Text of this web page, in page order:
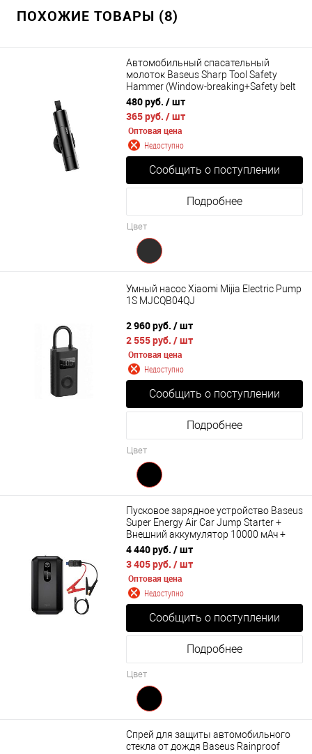
ПОХОЖИЕ ТОВАРЫ (8)
Автомобильный спасательный
молоток Baseus Sharp Tool Safety
Hammer (Window-breaking+Safety belt
cutting) CRSFH-0G, CRSFH-09, CRSFH-
0S
480 руб. / шт
365 руб. / шт
Оптовая цена
Недоступно
Сообщить о поступлении
Подробнее
Цвет
Умный насос Xiaomi Mijia Electric Pump
1S MJCQB04QJ
2 960 руб. / шт
2 555 руб. / шт
Оптовая цена
Недоступно
Сообщить о поступлении
Подробнее
Цвет
Пусковое зарядное устройство Baseus
Super Energy Air Car Jump Starter +
Внешний аккумулятор 10000 мАч +
LED фонарь (CGNL020101)
4 440 руб. / шт
3 405 руб. / шт
Оптовая цена
Недоступно
Сообщить о поступлении
Подробнее
Цвет
Спрей для защиты автомобильного
стекла от дождя Baseus Rainproof